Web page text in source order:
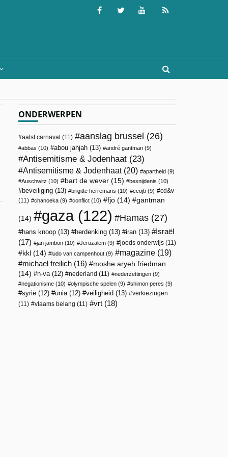
ONDERWERPEN
aalst carnaval (11) aanslag brussel (26)
abbas (10) abou jahjah (13) andré gantman (9)
Antisemitisme & Jodenhaat (23)
Antisemitisme & Jodenhaat(20) apartheid (9)
Auschwitz (10) bart de wever (15) besnijdenis (10)
beveiliging (13) brigitte herremans (10) ccojb (9)
cd&v
(11)
chanoeka (9) conflict (10) fjo (14) gantman
(14) gaza(122) Hamas (27)
hans knoop (13) herdenking (13) iran (13)
Israël
(17)
jan jambon (10) Jeruzalem (9) joods onderwijs (11)
kkl (14) ludo van campenhout (9) magazine (19)
michael freilich (16)
moshe aryeh friedman
(14)
n-va(12) nederland (11) nederzettingen (9)
negationisme (10) olympische spelen (9) shimon peres (9)
syrië (12) unia(12) veiligheid (13)
verkiezingen
(11)
vlaams belang (11) vrt (18)